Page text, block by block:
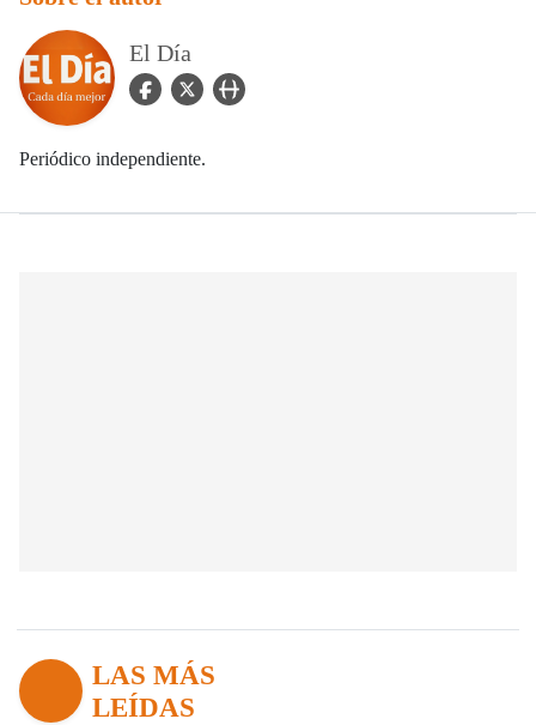
El Día
facebook Icon
twitter Iconuser_url Icon
Periódico independiente.
LAS MÁS
LEÍDAS